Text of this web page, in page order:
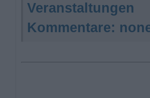
Veranstaltungen
Kommentare: